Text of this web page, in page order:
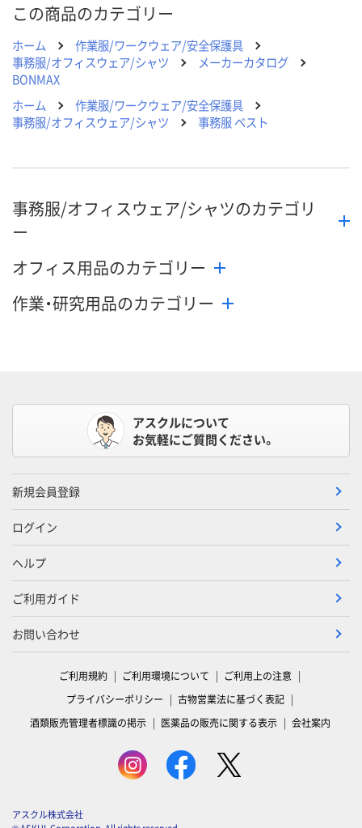
この商品のカテゴリー
ホーム
作業服/ワークウェア/安全保護具
事務服/オフィスウェア/シャツ
メーカーカタログ
BONMAX
ホーム
作業服/ワークウェア/安全保護具
事務服/オフィスウェア/シャツ
事務服 ベスト
事務服/オフィスウェア/シャツのカテゴリ
ー
オフィス用品のカテゴリー
作業・研究用品のカテゴリー
アスクルについて
お気軽にご質問ください。
新規会員登録
ログイン
ヘルプ
ご利用ガイド
お問い合わせ
ご利用規約 ご利用環境について
ご利用上の注意
プライバシーポリシー
古物営業法に基づく表記
酒類販売管理者標識の掲示
医薬品の販売に関する表示 会社案内
アスクル株式会社